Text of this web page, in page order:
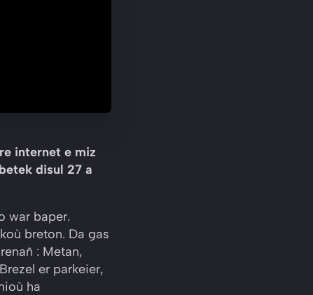
internet e miz
disul 27 a
war baper.
breton. Da gas
: Metan,
er parkeier,
ha